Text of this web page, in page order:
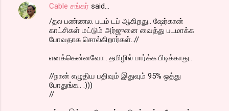
Cable சங்கர் said…
/தல பண்ணல. படம் டப் ஆகிறது.. ஷேர்கான்
காட்சிகள் மட்டும் அர்ஜுனை வைத்து படமாக்க
போவதாக சொல்கிறார்கள்..//
எனக்கென்னவோ.. தமிழில் பார்க்க பிடிக்காது..
//நான் எழுதிய பதிவும் இதுவும் 95% ஒத்து
போதுங்க.. :)))
//